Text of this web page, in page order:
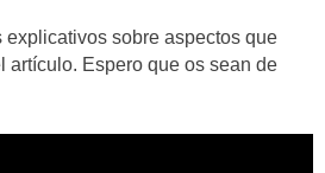
sobre aspectos que
artículo. Espero que os sean de